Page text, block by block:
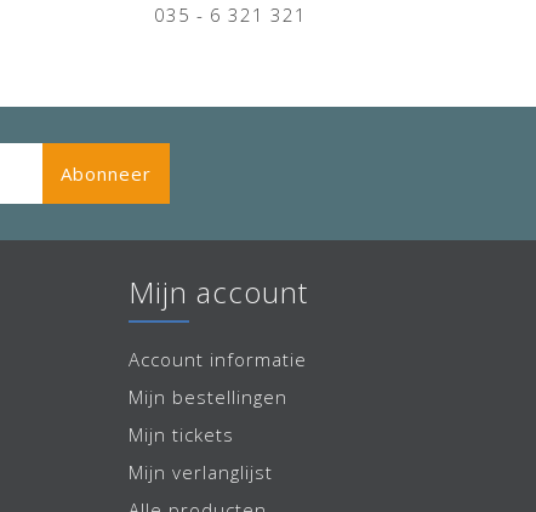
035 - 6 321 321
Abonneer
Mijn account
Account informatie
Mijn bestellingen
Mijn tickets
Mijn verlanglijst